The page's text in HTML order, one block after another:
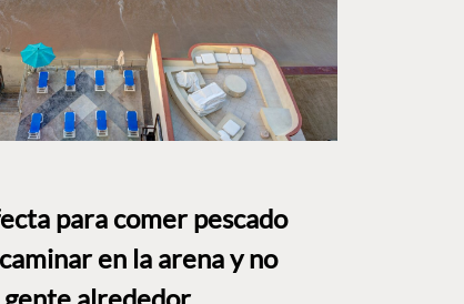
para comer pescado
en la arena y no
alrededor